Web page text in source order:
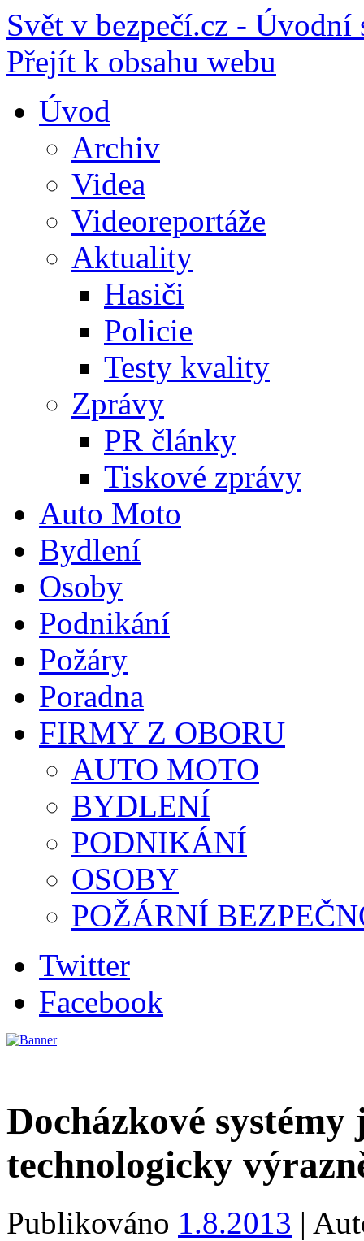
Svět v bezpečí.cz - Úvodní
Přejít k obsahu webu
Úvod
Archiv
Videa
Videoreportáže
Aktuality
Hasiči
Policie
Testy kvality
Zprávy
PR články
Tiskové zprávy
Auto Moto
Bydlení
Osoby
Podnikání
Požáry
Poradna
FIRMY Z OBORU
AUTO MOTO
BYDLENÍ
PODNIKÁNÍ
OSOBY
POŽÁRNÍ
Twitter
Facebook
Docházkové systémy
technologicky
Publikováno 1.8.2013 |